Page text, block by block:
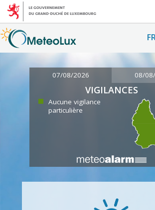
07/08/2026 08/
VIGILANCES
Aucune vigilance
particulière